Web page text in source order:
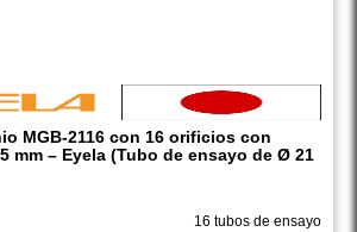
MGB-2116 con 16 orificios con
mm – Eyela (Tubo de ensayo de Ø 21
16 tubos de ensayo